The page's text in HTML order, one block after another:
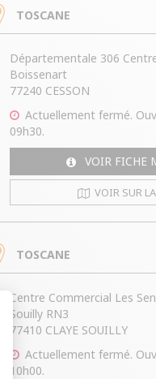
:
TOSCANE
Départementale 306
Boissenart
77240 CESSON
Actuellement fermé.
09h30.
VOIR FICHE
VOIR SUR
TOSCANE
Centre Commercial Les
Souilly RN3
77410 CLAYE SOUILLY
Actuellement fermé.
10h00.